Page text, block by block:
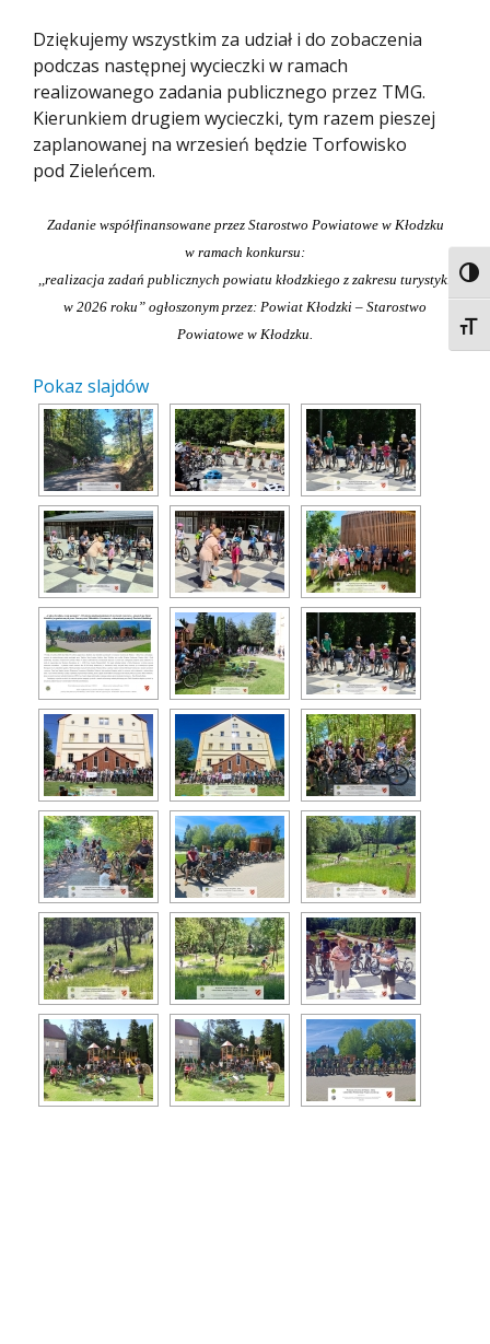
Dziękujemy wszystkim za udział i do zobaczenia
podczas następnej wycieczki w ramach
realizowanego zadania publicznego przez TMG.
Kierunkiem drugiem wycieczki, tym razem pieszej
zaplanowanej na wrzesień będzie Torfowisko
pod Zieleńcem.
Zadanie współfinansowane przez Starostwo Powiatowe w Kłodzku
w ramach konkursu:
,,realizacja zadań publicznych powiatu kłodzkiego z zakresu turystyki
w 2026 roku” ogłoszonym przez: Powiat Kłodzki – Starostwo
Powiatowe w Kłodzku.
Pokaz slajdów